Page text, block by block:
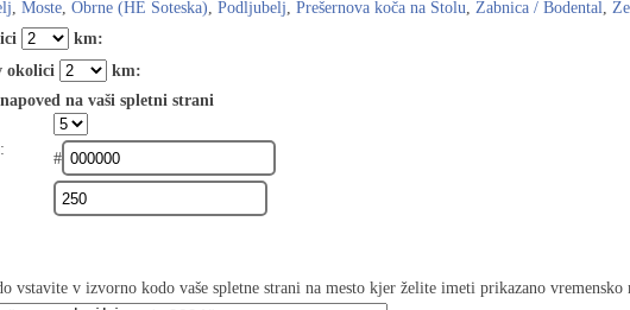
, Moste, Obrne (HE Soteska), Podljubelj, Prešernova koča na Stolu, Žabnica / Bodental,
km:
okolici
km:
na vaši spletni strani
#
vstavite v izvorno kodo vaše spletne strani na mesto kjer želite imeti prikazano vremensko